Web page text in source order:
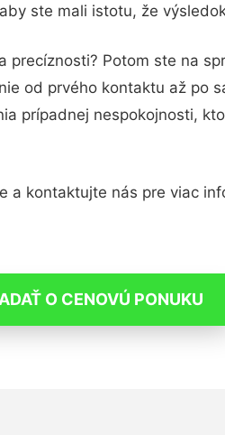
ste mali istotu, že
Potom ste na
od prvého kontaktu až po
prípadnej nespokojnosti,
a kontaktujte nás pre viac
O CENOVÚ PONUKU